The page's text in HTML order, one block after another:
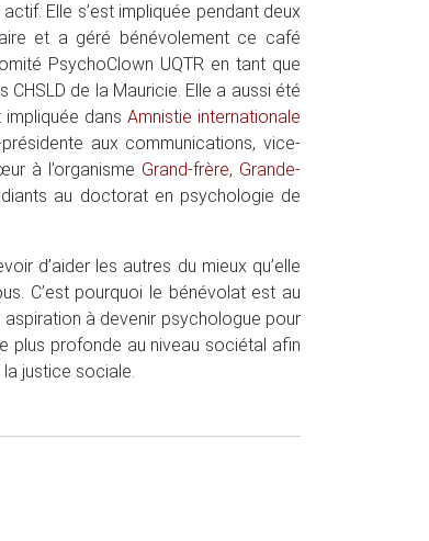
Elle s’est impliquée pendant deux
et a géré bénévolement ce café
PsychoClown UQTR en tant que
de la Mauricie. Elle a aussi été
dans Amnistie internationale
aux communications, vice-
à l’organisme Grand-frère, Grande-
au doctorat en psychologie de
d’aider les autres du mieux qu’elle
C’est pourquoi le bénévolat est au
à devenir psychologue pour
plus profonde au niveau sociétal afin
justice sociale.